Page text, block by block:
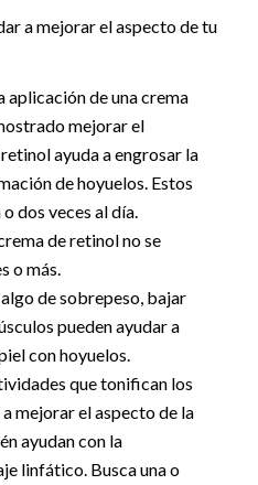
a mejorar el aspecto de tu
aplicación de una crema
mejorar el
ayuda a engrosar la
de hoyuelos. Estos
dos veces al día.
de retinol no se
o más.
de sobrepeso, bajar
pueden ayudar a
con hoyuelos.
que tonifican los
mejorar el aspecto de la
ayudan con la
linfático. Busca una o